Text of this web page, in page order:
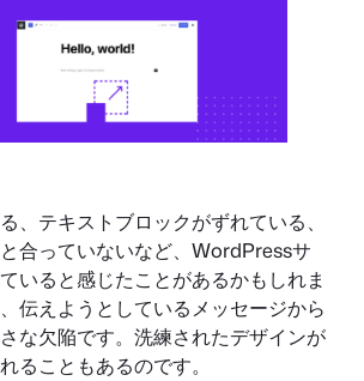
、テキストブロックがずれている、
合っていないなど、WordPressサ
いると感じたことがあるかもしれま
伝えようとしているメッセージから
な欠陥です。洗練されたデザインが
ることもあるのです。